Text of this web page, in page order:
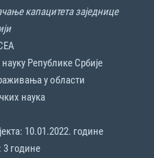
капацитета заједнице
Републике Србије
у области
наука
10.01.2022. године
3 године